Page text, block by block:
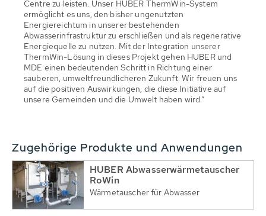
Centre zu leisten. Unser HUBER ThermWin-System
ermöglicht es uns, den bisher ungenutzten
Energiereichtum in unserer bestehenden
Abwasserinfrastruktur zu erschließen und als regenerative
Energiequelle zu nutzen. Mit der Integration unserer
ThermWin-Lösung in dieses Projekt gehen HUBER und
MDE einen bedeutenden Schritt in Richtung einer
sauberen, umweltfreundlicheren Zukunft. Wir freuen uns
auf die positiven Auswirkungen, die diese Initiative auf
unsere Gemeinden und die Umwelt haben wird.“
Zugehörige Produkte und Anwendungen
HUBER Abwasserwärmetauscher
RoWin
Wärmetauscher für Abwasser